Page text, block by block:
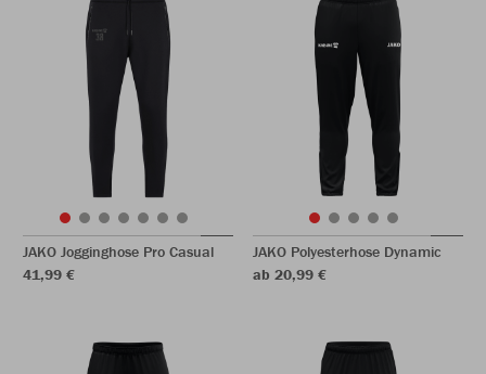
JAKO Jogginghose Pro Casual
41,99 €
JAKO Polyesterhose Dynamic
ab 20,99 €